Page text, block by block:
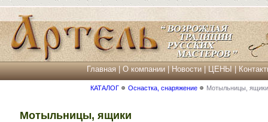
Главная|О компании|Новости|ЦЕНЫ|
КАТАЛОГ Оснастка, снаряжение Мотыльницы, ящики
Мотыльницы, ящики